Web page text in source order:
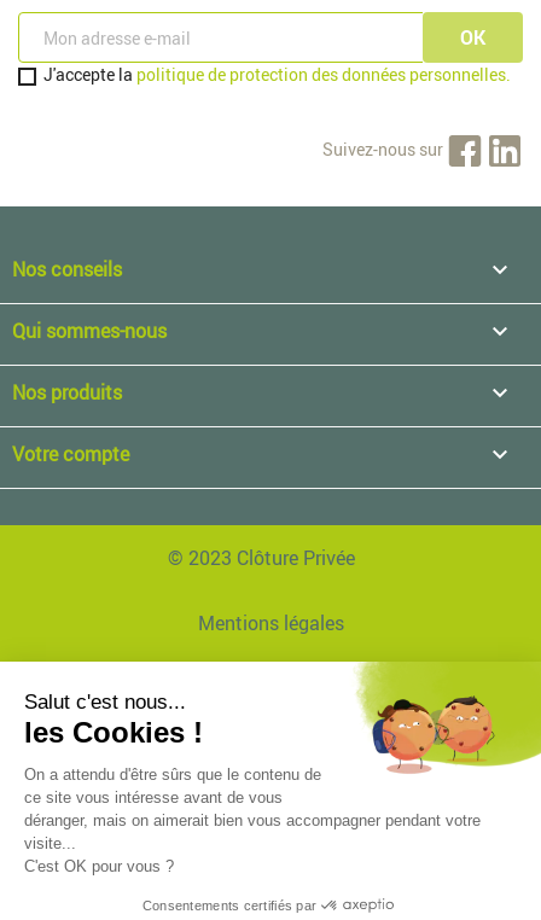
J'accepte la politique de protection des données personnelles.
Suivez-nous sur
Nos conseils 
Qui sommes-nous 
Nos produits 
Votre compte 
© 2023 Clôture Privée
Mentions légales
Données personnelles
Réalisation Agence EVVI
Plan de site